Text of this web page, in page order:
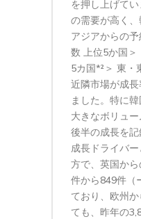
を押し上げて
の需要が高く
アジアからの
数 上位5か国
5カ国*²＞ 東・
近隣市場が成
ました。特に
大きなボリュ
後半の成長を
成長ドライバ
方で、英国か
件から849件（
ており、欧州
ても、昨年の